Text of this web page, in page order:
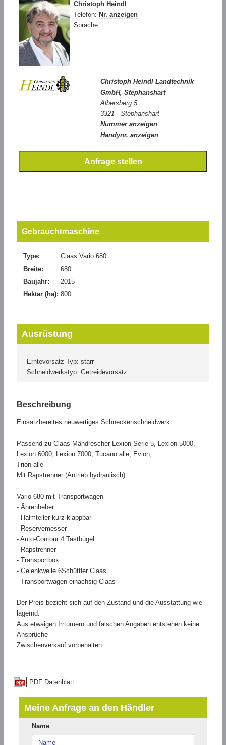
Christoph Heindl
Telefon: Nr. anzeigen
Sprache:
Christoph Heindl Landtechnik
GmbH, Stephanshart
Albersberg 5
3321 - Stephanshart
Nummer anzeigen
Handynr. anzeigen
Gebrauchtmaschine
Type:
Claas Vario 680
Breite:
680
Baujahr:
2015
Hektar (ha): 800
Ausrüstung
Erntevorsatz-Typ: starr
Schneidwerkstyp: Getreidevorsatz
Beschreibung
Einsatzbereites neuwertiges Schneckenschneidwerk
Passend zu Claas Mähdrescher Lexion Serie 5, Lexion 5000,
Lexion 6000, Lexion 7000, Tucano alle, Evion,
Trion alle
Mit Rapstrenner (Antrieb hydraulisch)
Vario 680 mit Transportwagen
- Ährenheber
- Halmteiler kurz klappbar
- Reservemesser
- Auto-Contour 4 Tastbügel
- Rapstrenner
- Transportbox
- Gelenkwelle 6Schüttler Claas
- Transportwagen einachsig Claas
Der Preis bezieht sich auf den Zustand und die Ausstattung wie
lagernd.
Aus etwaigen Irrtümern und falschen Angaben entstehen keine
Ansprüche
Zwischenverkauf vorbehalten
PDF Datenblatt
Meine Anfrage an den Händler
Name